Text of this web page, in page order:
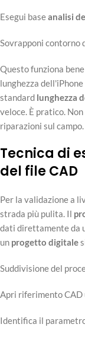
Esegui baseanalisi
Sovrapponi contorno
Questo funziona
lunghezza
standard lunghezza
veloce. È pratico.
riparazioni sul campo.
Tecnica di
del file CAD
Per la validazione a
strada più pulita. Il
dati direttamente da
un progetto digitale
Suddivisione del
Apri riferimento CAD
Identifica il